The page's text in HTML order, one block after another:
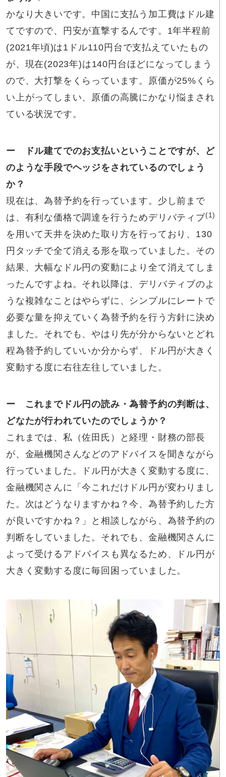
かなり大きいです。中国に支払う加工費はドル建
てですので、円安が直撃するんです。1年半程前
(2021年頃)は1ドル110円台で支払えていたもの
が、現在(2023年)は140円台ほどになってしまう
ので、大打撃をくらっています。原価が25%くら
い上がってしまい、原価の高騰にかなり悩まされ
ている状況です。
ー ドル建てでのお支払いということですが、ど
のような手段でヘッジをされているのでしょう
か？
現在は、為替予約を行っています。少し前まで
は、有利な価格で調達を行うためデリバティブ(1)
を用いて天井を決めた取り方を行っており、130
円タッチで全て消える形を取っていました。その
結果、大幅なドル円の変動により全て消えてしま
ったんですよね。それ以降は、デリバティブのよ
うな複雑なことはやらずに、シンプルにレートで
必要な量を抑えていく為替予約を行う方針に決め
ました。それでも、やはり先が分からないとどれ
程為替予約していいか分からず、ドル円が大きく
変動する度に右往左往していました。
ー これまでドル円の読み・為替予約の判断は、
どなたが行われていたのでしょうか？
これまでは、私（佐田氏）と経理・財務の部長
が、金融機関さんなどのアドバイスを聞きながら
行っていました。ドル円が大きく変動する度に、
金融機関さんに「今これだけドル円が変わりまし
た。次はどうなりますかね？今、為替予約した方
が良いですかね？」と相談しながら、為替予約の
判断をしていました。それでも、金融機関さんに
よって受けるアドバイスも異なるため、ドル円が
大きく変動する度に毎回困っていました。